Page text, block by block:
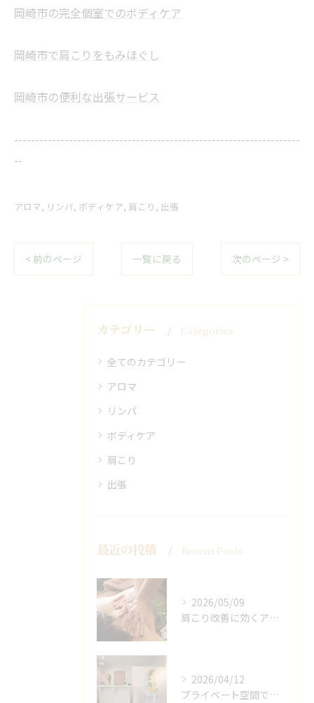
岡崎市の完全個室でのボディケア
岡崎市で肩こりをもみほぐし
岡崎市の便利な出張サービス
--------------------------------------------------------------------
--
アロマ リンパ ボディケア 肩こり 出張
< 前のページ 一覧に戻る 次のページ >
カテゴリー Categories
全てのカテゴリー
アロマ
リンパ
ボディケア
肩こり
出張
最近の投稿 Recent Posts
2026/05/09
肩こり改善に効くアロマリンパの手技と効果
2026/04/12
プライベート空間で極上アロマリンパケアの効果